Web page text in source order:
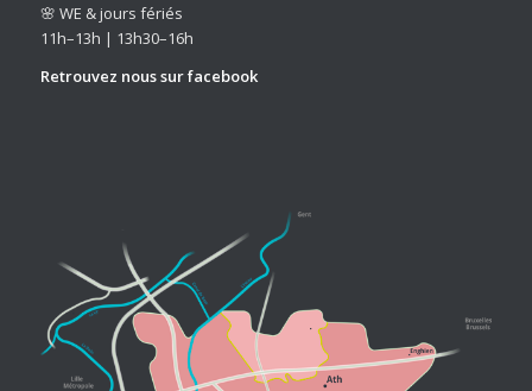
🌸 WE & jours fériés
11h–13h | 13h30–16h
Retrouvez nous surfacebook